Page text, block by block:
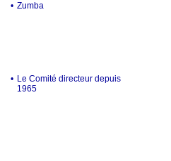
• Zumba
• Le Comité directeur depuis
1965